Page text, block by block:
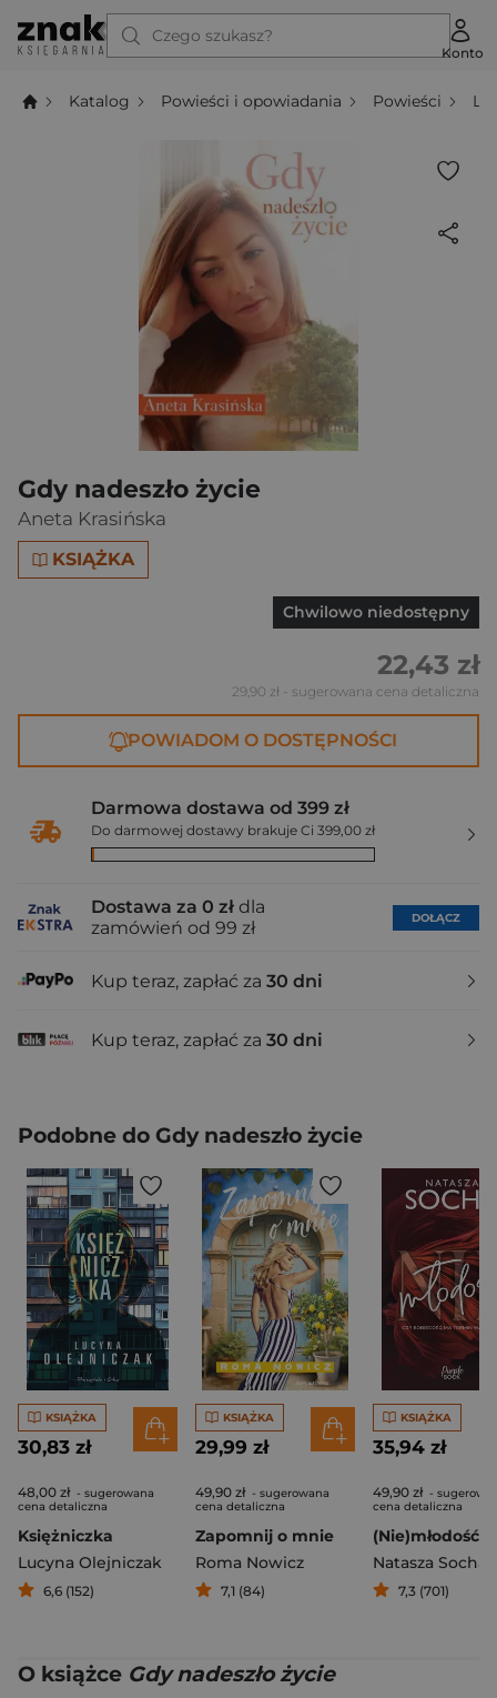
Czego szukasz?
Konto
Katalog Powieści i opowiadania Powieści
Gdy nadeszło życie
Aneta Krasińska
KSIĄŻKA
Chwilowo niedostępny
22,43 zł
29,90 zł - sugerowana cena detaliczna
POWIADOM O DOSTĘPNOŚCI
Darmowa dostawa od 399 zł
Do darmowej dostawy brakuje Ci 399,00 zł
Dostawa za 0 zł dla
zamówień od 99 zł
DOŁĄCZ
Kup teraz, zapłać za 30 dni
Kup teraz, zapłać za 30 dni
Podobne do Gdy nadeszło życie
KSIĄŻKA
30,83 zł
48,00 zł - sugerowana
cena detaliczna
Księżniczka
Lucyna Olejniczak
6,6 (152)
KSIĄŻKA
29,99 zł
49,90 zł - sugerowana
cena detaliczna
Zapomnij o mnie
Roma Nowicz
7,1 (84)
KSIĄŻKA
35,94 zł
49,90 zł -
cena detaliczna
Natasza Socha
7,3 (701)
O książce Gdy nadeszło życie